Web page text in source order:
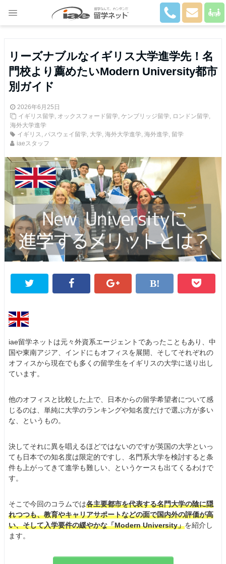
リーズナブルなイギリス大学進学先！名
門校より薦めたいModern University都市
別ガイド
2026年6月25日
イギリス留学, オックスフォード留学, ケンブリッジ留学, ロンドン留学,
海外大学進学
イギリス, パスウェイ留学, 大学, 海外大学進学, 海外進学, 留学
iaeスタッフ
iae留学ネットは元々外資系エージェントであったこともあり、中
国や東南アジア、インドにもオフィスを展開、そしてそれぞれの
オフィスから現在でも多くの留学生をイギリスの大学に送り出し
ています。
他のオフィスと比較した上で、日本からの留学希望者について感
じるのは、単純に大学のランキングや知名度だけで選ぶ方が多い
な、というもの。
決してそれに異を唱えるほどではないのですが英国の大学といっ
ても日本での知名度は限定的ですし、名門系大学を検討すると条
件も上がってきて進学も難しい、というケースも出てくるわけで
す。
そこで今回のコラムでは各主要都市を代表する名門大学の陰に隠
れつつも、教育やキャリアサポートなどの面で国内外の評価が高
い、そして入学要件の緩やかな「Modern University」を紹介し
ます。